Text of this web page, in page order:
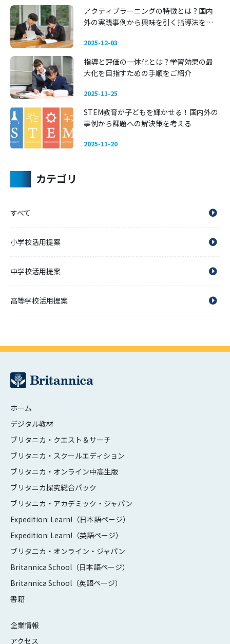
アクティブラーニングの特徴とは？国内
外の実践事例から興味を引く指導法を考
2025-12-03
指導と評価の一体化とは？学習効果の最
大化を目指すための手順をご紹介
2025-11-25
STEM教育が子どもを輝かせる！国内外の
事例から課題への解決策を考える
2025-11-20
カテゴリ
すべて
小学校活用提案
中学校活用提案
高等学校活用提案
ホーム
デジタル教材
ブリタニカ・クエスト＆サーチ
ブリタニカ・スクールエディション
ブリタニカ・オンライン中高生版
ブリタニカ探究総合パック
ブリタニカ・アカデミック・ジャパン
Expedition: Learn!（日本語ページ）
Expedition: Learn!（英語ページ）
ブリタニカ・オンライン・ジャパン
Britannica School（日本語ページ）
Britannica School（英語ページ）
書籍
企業情報
アクセス